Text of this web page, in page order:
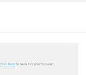
Click here to view it in your browser.